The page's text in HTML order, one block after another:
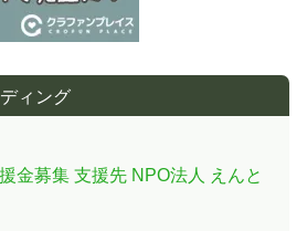
ィング
金募集 支援先 NPO法人 えんと